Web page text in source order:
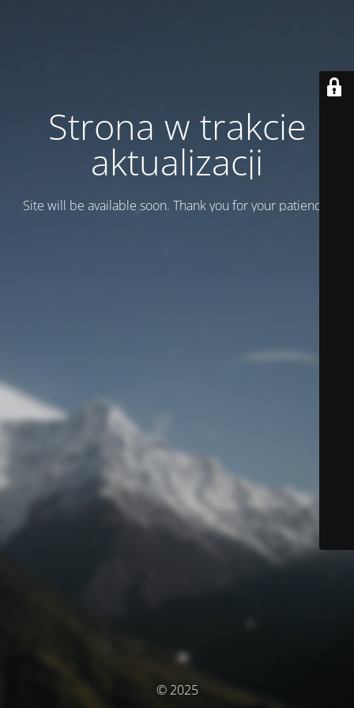
Strona w trakcie
aktualizacji
Site will be available soon. Thank you for your patience!
© 2025